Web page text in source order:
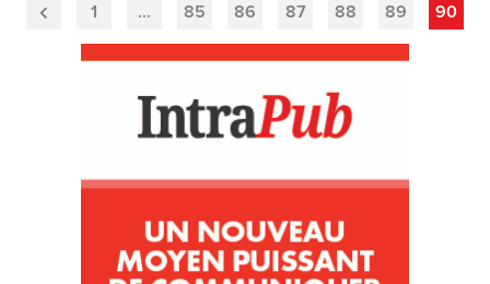
Previous1 … 85 86 87 88 89 90